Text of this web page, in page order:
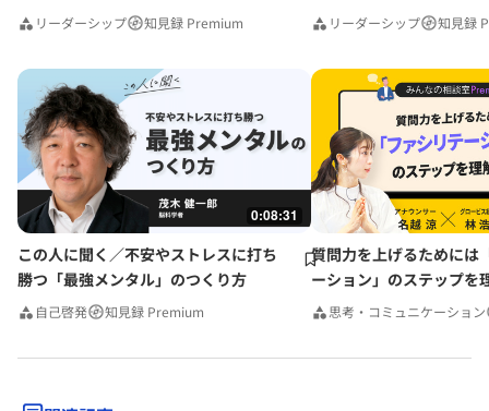
リーダーシップ 知見録 Premium リーダーシップ 知見録
0:08:31
この人に聞く／不安やストレスに打ち
勝つ「最強メンタル」のつくり方
自己啓発 知見録 Premium
質問力を上げるためには
ーション」のステップを
みんなの相談室Premium
思考・コミュニケーション